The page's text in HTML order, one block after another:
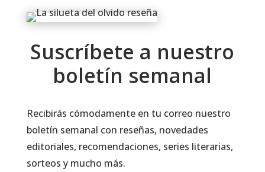
Suscríbete a nuestro
boletín semanal
Recibirás cómodamente en tu correo nuestro
boletín semanal con reseñas, novedades
editoriales, recomendaciones, series literarias,
sorteos y mucho más.